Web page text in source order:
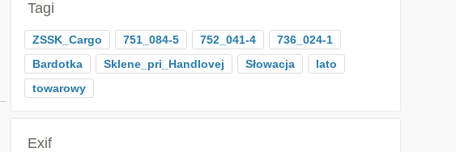
Tagi
ZSSK_Cargo 751_084-5 752_041-4
736_024-1
Bardotka
Sklene_pri_Handlovej Słowacja
lato
towarowy
Exif